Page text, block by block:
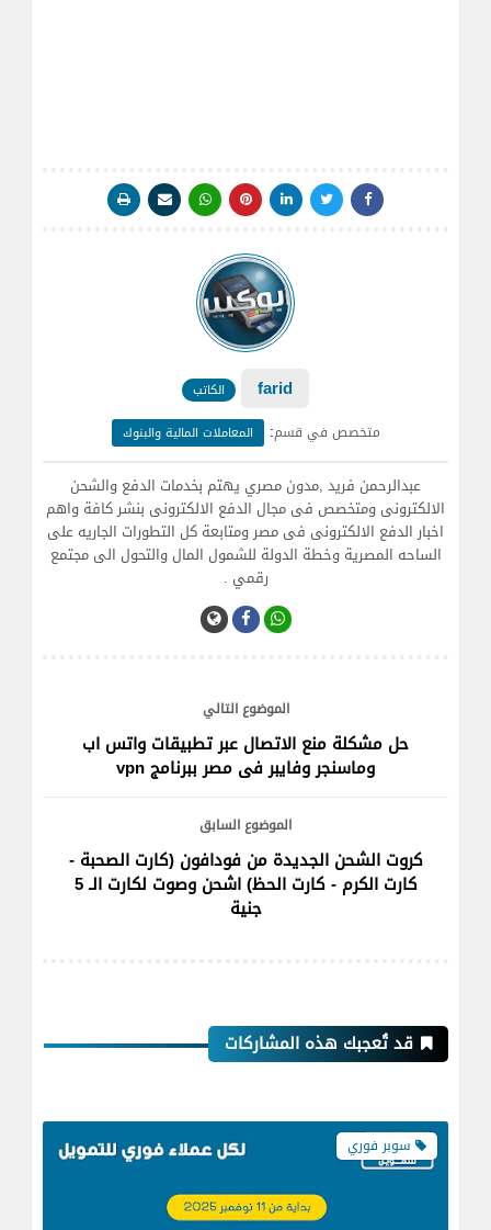
farid الكاتب
متخصص في قسم: المعاملات المالية والبنوك
عبدالرحمن فريد ,مدون مصري يهتم بخدمات الدفع والشحن
الالكترونى ومتخصص فى مجال الدفع الالكترونى بنشر كافة واهم
اخبار الدفع الالكترونى فى مصر ومتابعة كل التطورات الجاريه على
الساحه المصرية وخطة الدولة للشمول المال والتحول الى مجتمع
رقمي .
الموضوع التالي
حل مشكلة منع الاتصال عبر تطبيقات واتس اب
وماسنجر وفايبر فى مصر ببرنامج vpn
الموضوع السابق
كروت الشحن الجديدة من فودافون (كارت الصحبة -
كارت الكرم - كارت الحظ) اشحن وصوت لكارت الـ 5
جنية
قد تُعجبك هذه المشاركات
سوبر فوري